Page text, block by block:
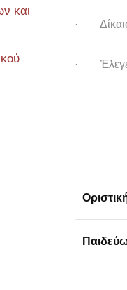
·
· Ἐλεγε
και